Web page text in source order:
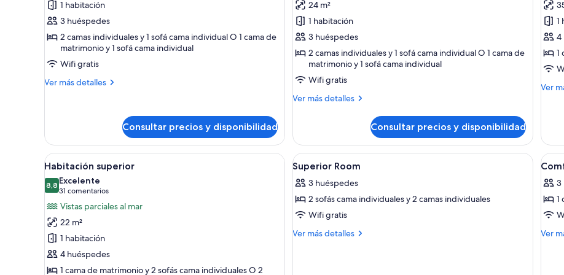
Habitación
Confort
1 habitación
3 huéspedes
2 camas individuales y 1 sofá cama individual O 1 cama de
matrimonio y 1 sofá cama individual
Wifi gratis
Ver más detalles
Más
Consultar precios y disponibilidad
Habitación
Deluxe
24 m²
1 habitación
3 huéspedes
2 camas individuales y 1 sofá cama individual O 1 cama de
matrimonio y 1 sofá cama individual
Wifi gratis
Ver más detalles
Más
Deluxe
Consultar precios y disponibilidad
1
4
1
Ver
Más
Abrir
todas
las
fotos
de
Habitación
superior
Habitación de hotel con cama, escritorio, silla, mesita, ventilador de techo y vistas a la ciudad a través de un
21
Habitación superior
8,88,8 de 10
Excelente
31 comentarios
(31 comentarios)
Vistas parciales al mar
22 m²
1 habitación
4 huéspedes
1 cama de matrimonio y 2 sofás cama individuales O 2
Abrir
todas
las
fotos
de
Superior
Minibar, caja fuerte, escritorio y cortinas
4
Superior Room
3 huéspedes
2 sofás cama individuales y 2 camas individuales
Wifi gratis
Ver más detalles
Más
las
de
2
3
1
Ver
Más